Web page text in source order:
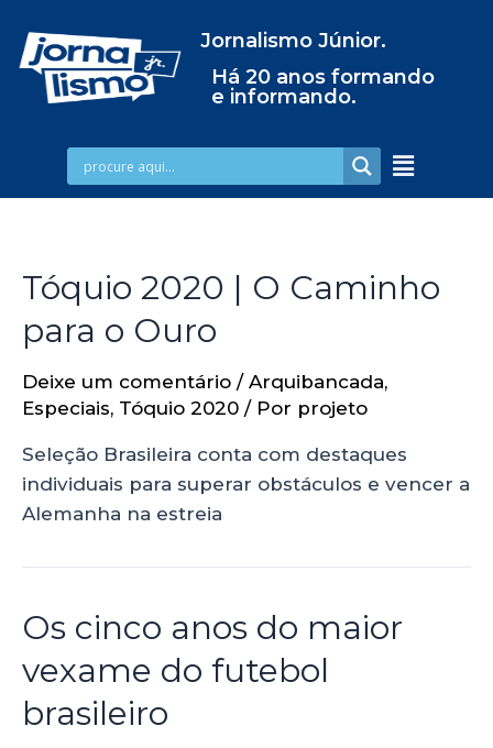
Jornalismo Júnior.
Há 20 anos formando
e informando.
Tóquio 2020 | O Caminho
para o Ouro
Deixe um comentário / Arquibancada,
Especiais, Tóquio 2020 / Por projeto
Seleção Brasileira conta com destaques
individuais para superar obstáculos e vencer a
Alemanha na estreia
Os cinco anos do maior
vexame do futebol
brasileiro